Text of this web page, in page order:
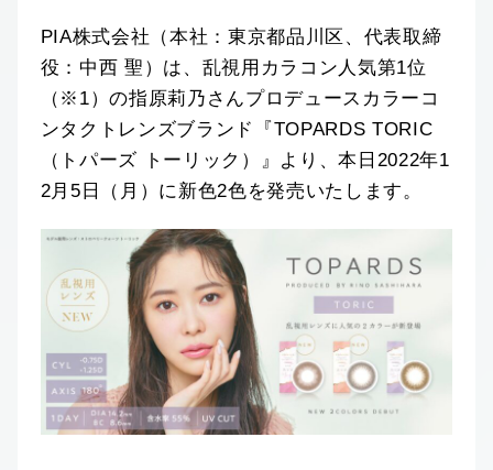
PIA株式会社（本社：東京都品川区、代表取締
役：中西 聖）は、乱視用カラコン人気第1位
（※1）の指原莉乃さんプロデュースカラーコ
ンタクトレンズブランド『TOPARDS TORIC
（トパーズ トーリック）』より、本日2022年1
2月5日（月）に新色2色を発売いたします。